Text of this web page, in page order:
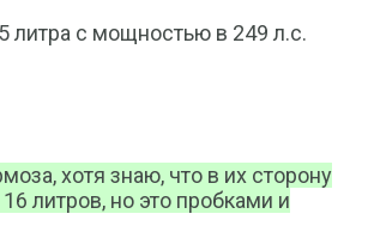
литра с мощностью в 249 л.с.
хотя знаю, что в их сторону
литров, но это пробками и